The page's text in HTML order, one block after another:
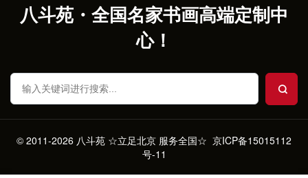
八斗苑・全国名家书画高端定制中
心！
© 2011-2026 八斗苑 ☆立足北京 服务全国☆ 京ICP备15015112
号-11